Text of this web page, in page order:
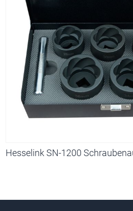
Hesselink SN-1200